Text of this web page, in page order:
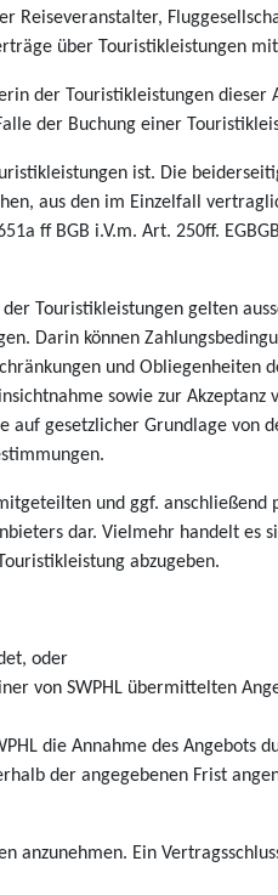
Reiseveranstalter,
über Touristikleistungen
der Touristikleistungen
der Buchung einer
ist. Die
aus den im Einzelfall
ff BGB i.V.m. Art. 250ff.
Touristikleistungen gelten
Darin können
und Obliegenheiten
sowie zur
gesetzlicher Grundlage von
und ggf.
dar. Vielmehr handelt es
abzugeben.
oder
von SWPHL übermittelten
die Annahme des Angebots
der angegebenen Frist
anzunehmen. Ein